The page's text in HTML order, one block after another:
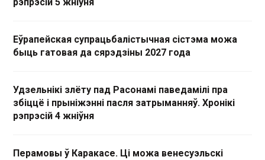
Еўрапейская супрацьбалістычная сістэма можа
быць гатовая да сярэдзіны 2027 года
Удзельнікі злёту пад Расонамі паведамілі пра
збіццё і прыніжэнні пасля затрыманняў. Хронікі
рэпрэсій 4 жніўня
Перамовы ў Каракасе. Ці можа венесуэльскі